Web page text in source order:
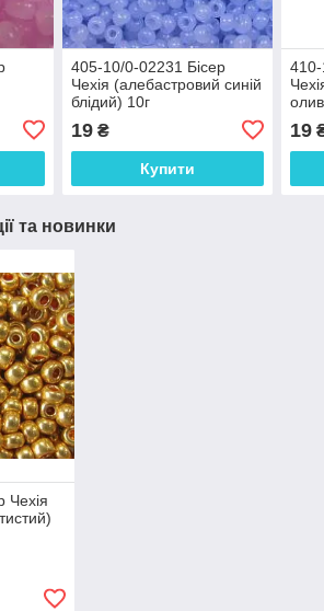
405-10/0-02231 Бісер
Чехія (алебастровий синій
блідий) 10г
19₴
Купити
19
та новинки
Чехія